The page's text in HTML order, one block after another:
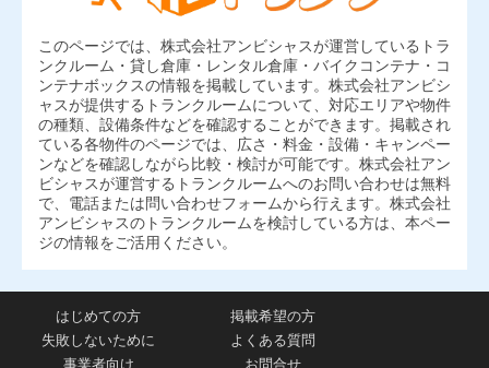
このページでは、株式会社アンビシャスが運営しているトラ
ンクルーム・貸し倉庫・レンタル倉庫・バイクコンテナ・コ
ンテナボックスの情報を掲載しています。株式会社アンビシ
ャスが提供するトランクルームについて、対応エリアや物件
の種類、設備条件などを確認することができます。掲載され
ている各物件のページでは、広さ・料金・設備・キャンペー
ンなどを確認しながら比較・検討が可能です。株式会社アン
ビシャスが運営するトランクルームへのお問い合わせは無料
で、電話または問い合わせフォームから行えます。株式会社
アンビシャスのトランクルームを検討している方は、本ペー
ジの情報をご活用ください。
はじめての方
掲載希望の方
失敗しないために
よくある質問
事業者向け
お問合せ